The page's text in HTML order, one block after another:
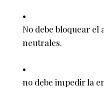
No debe bloquear el
neutrales.
no debe impedir la